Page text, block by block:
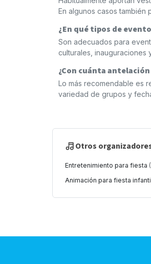
En algunos casos
¿En qué tipos de
Son adecuados para
culturales, inauguraciones
¿Con cuánta
Lo más recomendable es
variedad de grupos y
Otros
Entretenimiento para fiesta
Animación para fiesta